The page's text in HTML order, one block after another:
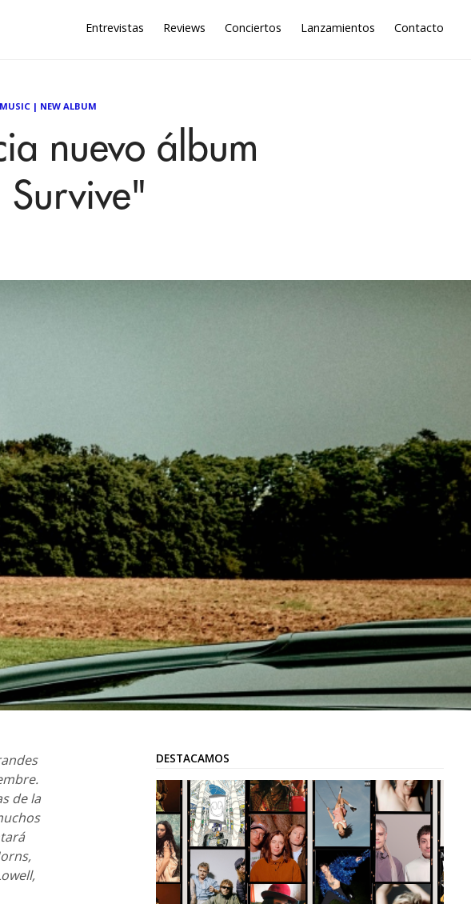
Entrevistas Reviews Conciertos Lanzamientos Contacto
MUSIC | NEW ALBUM
nuevo álbum
Survive"
de la
DESTACAMOS